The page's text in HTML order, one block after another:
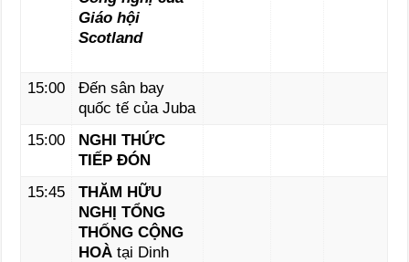
Giáo hội
Scotland
15:00
Đến sân bay
quốc tế của Juba
15:00
NGHI THỨC
TIẾP ĐÓN
15:45
THĂM HỮU
NGHỊ TỔNG
THỐNG CỘNG
HOÀtại Dinh